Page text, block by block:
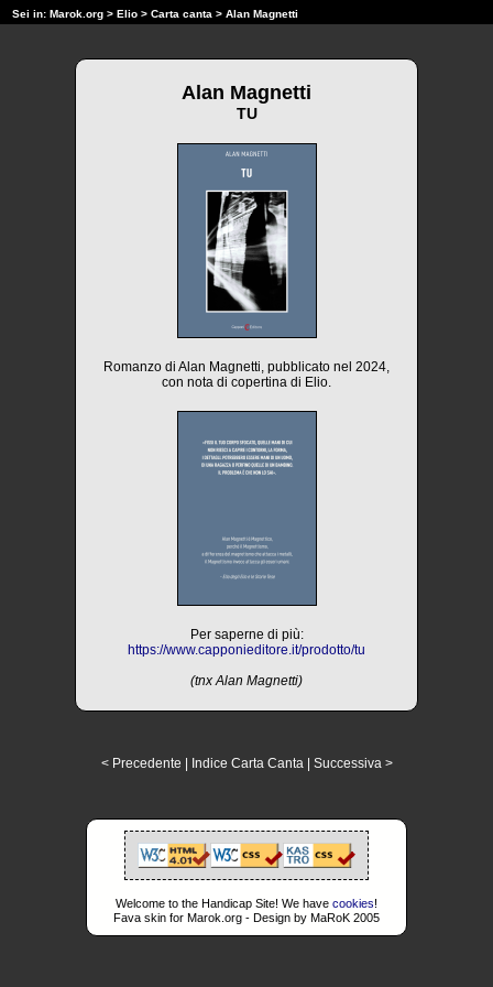
Sei in: Marok.org > Elio > Carta canta > Alan Magnetti
Alan Magnetti
TU
Romanzo di Alan Magnetti, pubblicato nel 2024,
con nota di copertina di Elio.
Per saperne di più:
https://www.capponieditore.it/prodotto/tu
(tnx Alan Magnetti)
< Precedente Indice Carta Canta| Successiva >
Welcome to the Handicap Site! We have cookies!
Fava skin for Marok.org - Design by MaRoK 2005